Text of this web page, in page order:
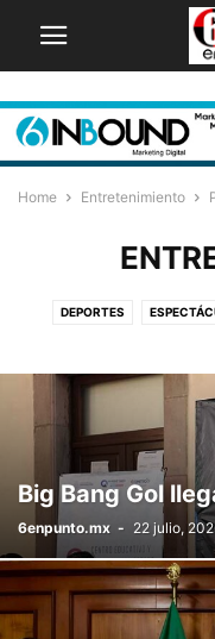
Home Entretenimiento
DEPORTES
Big Bang Gol
6enpunto.mx - 22 julio,